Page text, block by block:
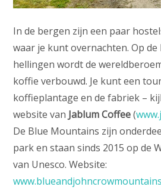
In de bergen zijn een paar
waar je kunt overnachten. Op
hellingen wordt de
koffie verbouwd. Je kunt een
koffieplantage en de fabriek –
website van Jablum Coffee(
De Blue Mountains zijn
park en staan sinds 2015 op de
van Unesco. Website: